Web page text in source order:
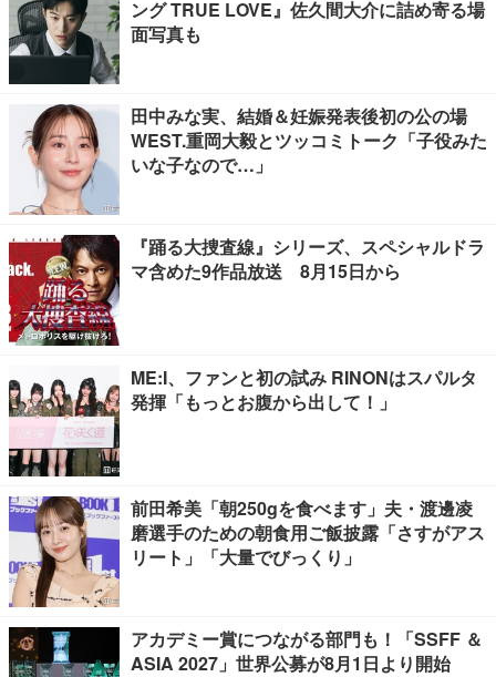
ング TRUE LOVE』佐久間大介に詰め寄る場
面写真も
田中みな実、結婚＆妊娠発表後初の公の場
WEST.重岡大毅とツッコミトーク「子役みた
いな子なので…」
『踊る大捜査線』シリーズ、スペシャルドラ
マ含めた9作品放送 8月15日から
ME:I、ファンと初の試み RINONはスパルタ
発揮「もっとお腹から出して！」
前田希美「朝250gを食べます」夫・渡邊凌
磨選手のための朝食用ご飯披露「さすがアス
リート」「大量でびっくり」
アカデミー賞につながる部門も！「SSFF ＆
ASIA 2027」世界公募が8月1日より開始